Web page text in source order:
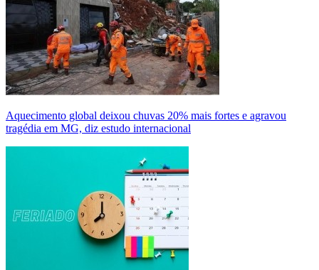
Aquecimento global deixou chuvas 20% mais fortes e agravou
tragédia em MG, diz estudo internacional